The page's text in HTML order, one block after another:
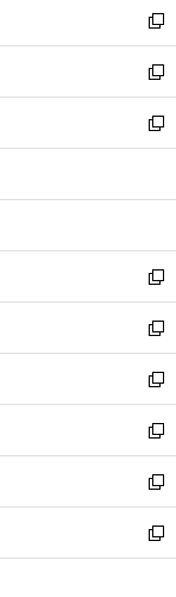
く
で
開
く
ィ
ン
ド
ウ
で
開
い
ウ
ィ
ン
ド
ウ
開
新
し
い
ウ
ィ
ン
ウ
開
く
新
し
い
ウ
ン
ウ
で
開
く
新
し
ウ
ン
ド
ウ
で
開
く
新
し
い
ウ
ィ
ン
ド
ウ
で
開
く
新
し
い
ウ
ィ
ン
ド
ウ
で
開
新
し
い
ウ
ィ
ン
ド
ウ
新
し
い
ウ
ィ
ン
新
し
い
ウ
新
し